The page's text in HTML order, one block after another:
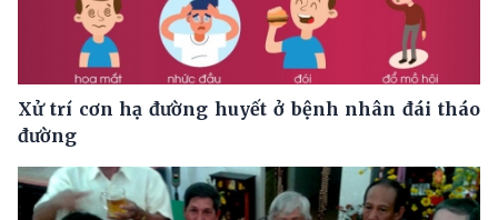
Xử trí cơn hạ đường huyết ở bệnh nhân đái tháo
đường